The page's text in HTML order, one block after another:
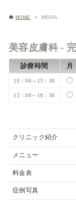
HOME MEDIA
美容皮膚科 -
診療時間 月
10：00～13：30 〇
15：00～18：30 〇
クリニック紹介
メニュー
料金表
症例写真